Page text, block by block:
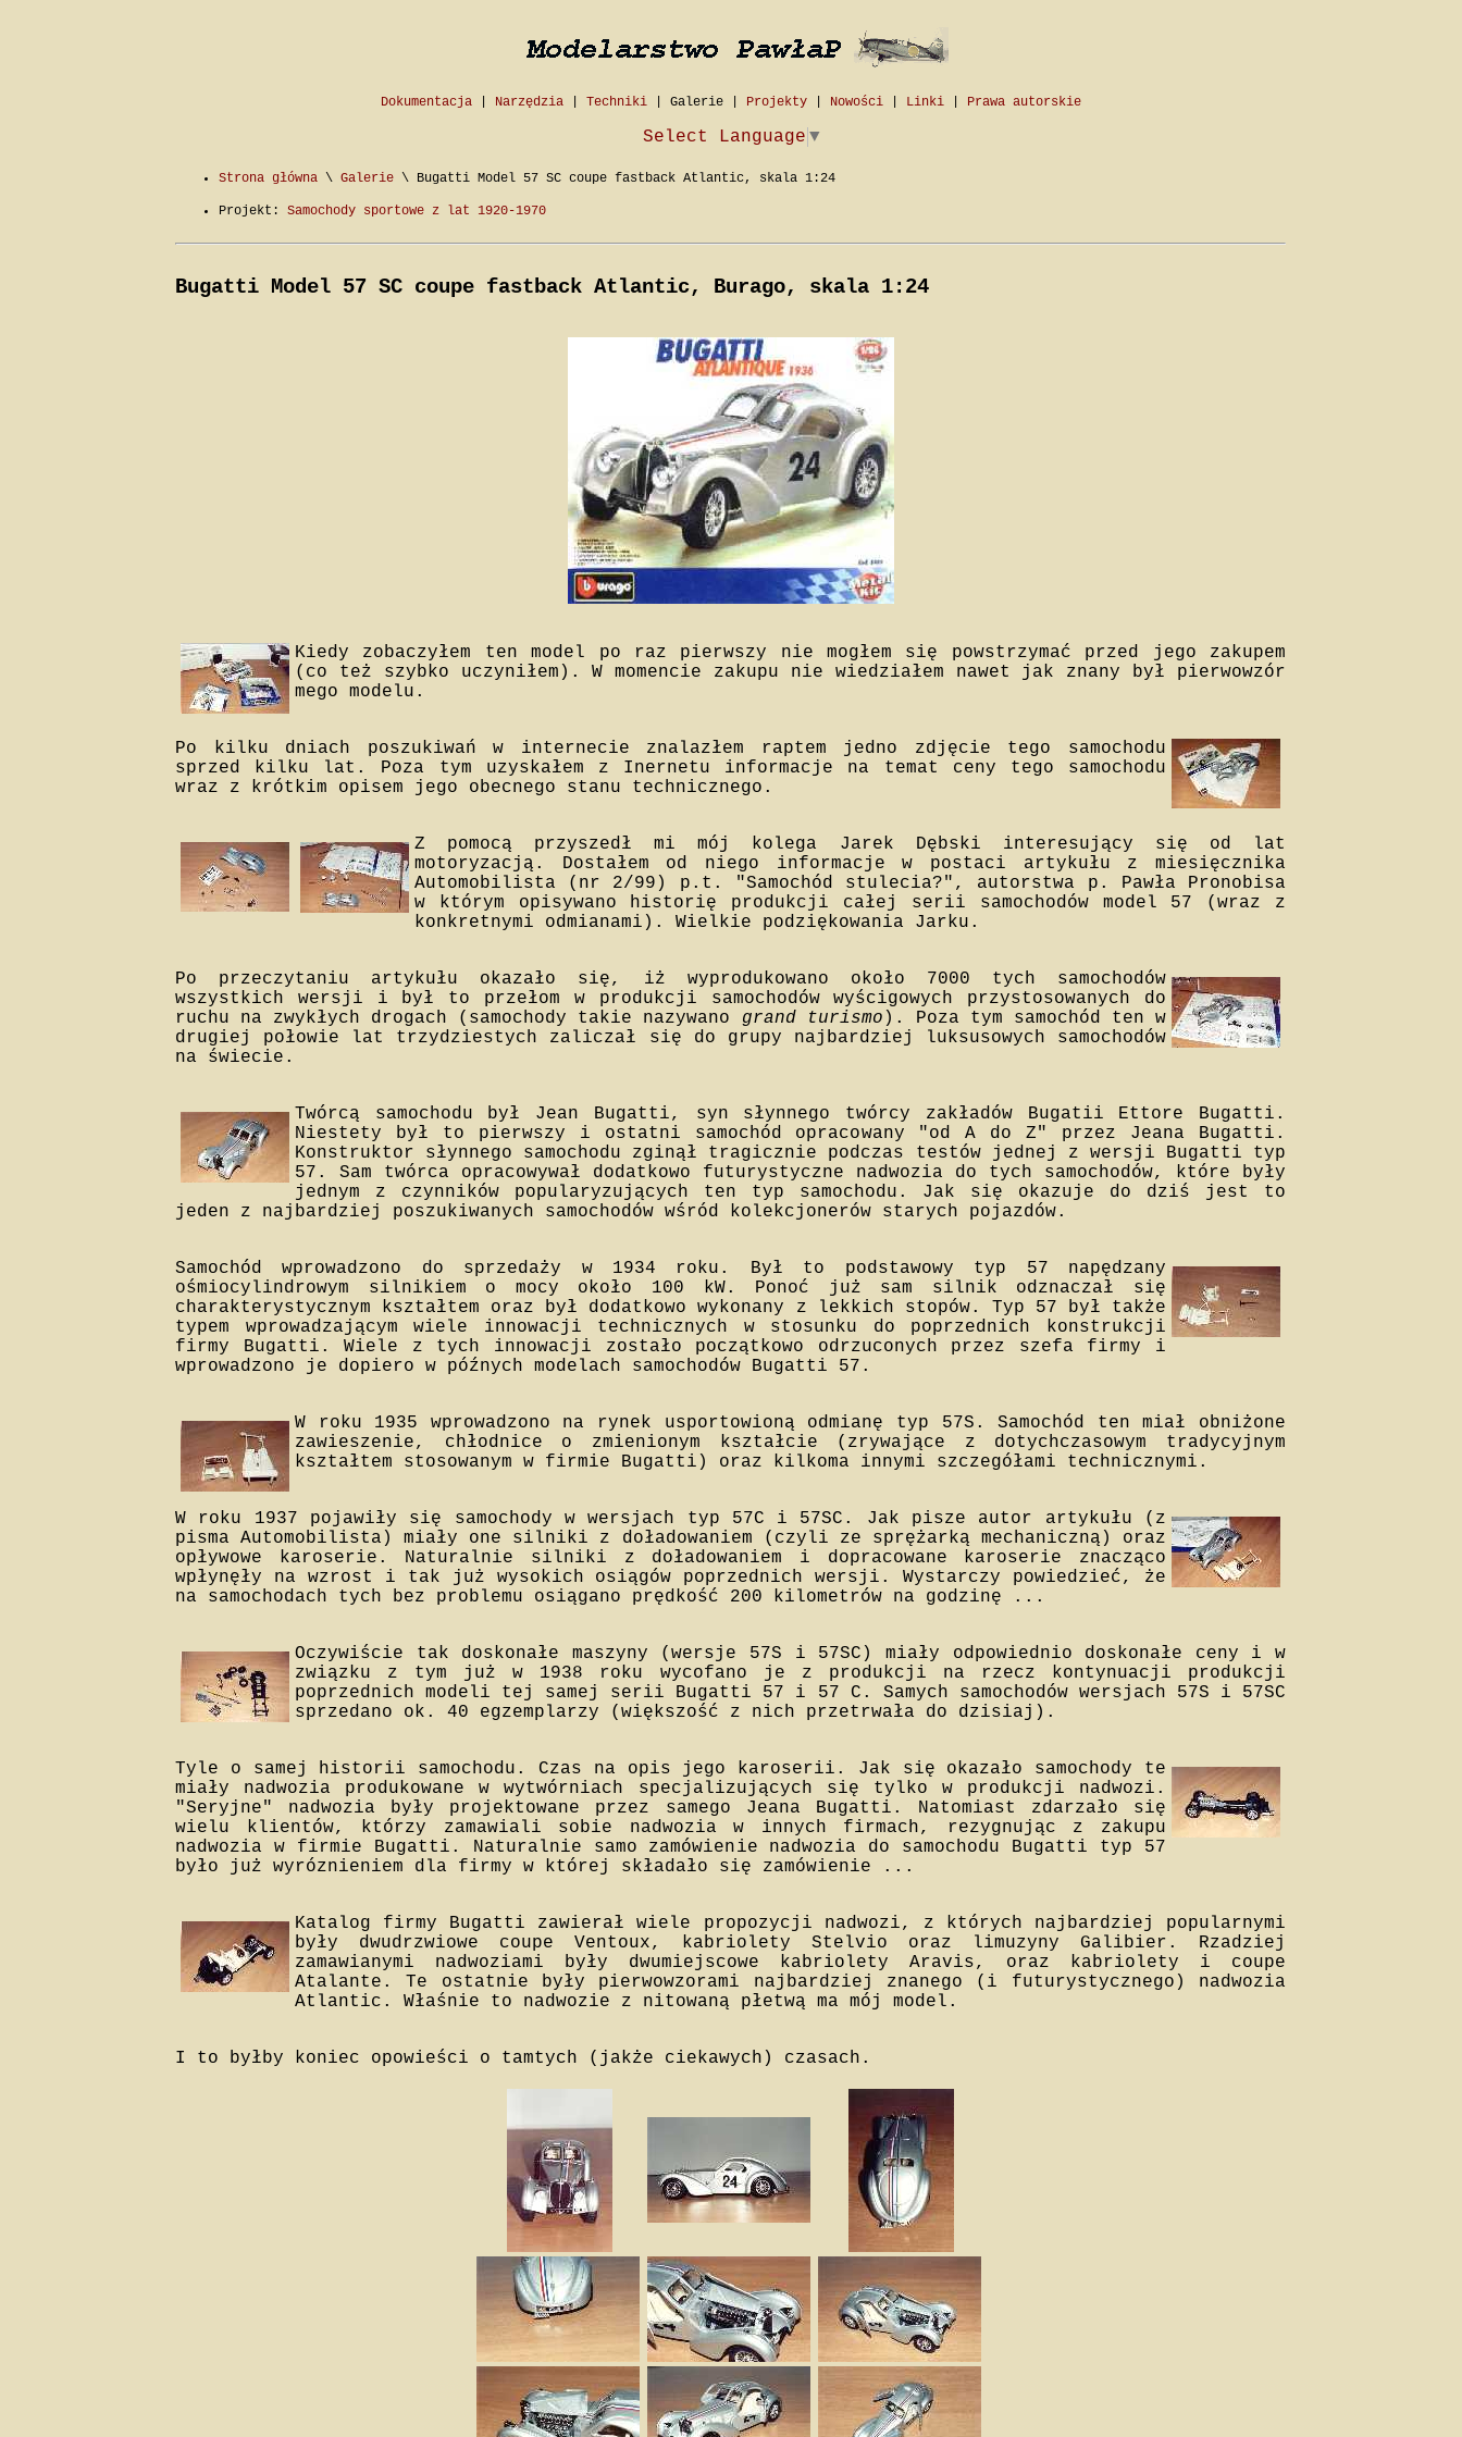
Dokumentacja| Narzędzia| Techniki| Galerie| Projekty| Nowości| Linki| Prawa autorskie
Select Language ▼
Strona główna \ Galerie \ Bugatti Model 57 SC coupe fastback Atlantic, skala 1:24
Projekt: Samochody sportowe z lat 1920-1970
Bugatti Model 57 SC coupe fastback Atlantic, Burago, skala 1:24
Kiedy zobaczyłem ten model po raz pierwszy nie mogłem się powstrzymać przed jego zakupem
(co też szybko uczyniłem). W momencie zakupu nie wiedziałem nawet jak znany był pierwowzór
mego modelu.
Po kilku dniach poszukiwań w internecie znalazłem raptem jedno zdjęcie tego samochodu
sprzed kilku lat. Poza tym uzyskałem z Inernetu informacje na temat ceny tego samochodu
wraz z krótkim opisem jego obecnego stanu technicznego.
Z pomocą przyszedł mi mój kolega Jarek Dębski interesujący się od lat
motoryzacją. Dostałem od niego informacje w postaci artykułu z miesięcznika
Automobilista (nr 2/99) p.t. "Samochód stulecia?", autorstwa p. Pawła Pronobisa
w którym opisywano historię produkcji całej serii samochodów model 57 (wraz z
konkretnymi odmianami). Wielkie podziękowania Jarku.
Po przeczytaniu artykułu okazało się, iż wyprodukowano około 7000 tych samochodów
wszystkich wersji i był to przełom w produkcji samochodów wyścigowych przystosowanych do
ruchu na zwykłych drogach (samochody takie nazywano grand turismo ). Poza tym samochód ten w
drugiej połowie lat trzydziestych zaliczał się do grupy najbardziej luksusowych samochodów
na świecie.
Twórcą samochodu był Jean Bugatti, syn słynnego twórcy zakładów Bugatii Ettore Bugatti.
Niestety był to pierwszy i ostatni samochód opracowany "od A do Z" przez Jeana Bugatti.
Konstruktor słynnego samochodu zginął tragicznie podczas testów jednej z wersji Bugatti typ
57. Sam twórca opracowywał dodatkowo futurystyczne nadwozia do tych samochodów, które były
jednym z czynników popularyzujących ten typ samochodu. Jak się okazuje do dziś jest to
jeden z najbardziej poszukiwanych samochodów wśród kolekcjonerów starych pojazdów.
Samochód wprowadzono do sprzedaży w 1934 roku. Był to podstawowy typ 57 napędzany
ośmiocylindrowym silnikiem o mocy około 100 kW. Ponoć już sam silnik odznaczał się
charakterystycznym kształtem oraz był dodatkowo wykonany z lekkich stopów. Typ 57 był także
typem wprowadzającym wiele innowacji technicznych w stosunku do poprzednich konstrukcji
firmy Bugatti. Wiele z tych innowacji zostało początkowo odrzuconych przez szefa firmy i
wprowadzono je dopiero w późnych modelach samochodów Bugatti 57.
W roku 1935 wprowadzono na rynek usportowioną odmianę typ 57S. Samochód ten miał obniżone
zawieszenie, chłodnice o zmienionym kształcie (zrywające z dotychczasowym tradycyjnym
kształtem stosowanym w firmie Bugatti) oraz kilkoma innymi szczegółami technicznymi.
W roku 1937 pojawiły się samochody w wersjach typ 57C i 57SC. Jak pisze autor artykułu (z
pisma Automobilista) miały one silniki z doładowaniem (czyli ze sprężarką mechaniczną) oraz
opływowe karoserie. Naturalnie silniki z doładowaniem i dopracowane karoserie znacząco
wpłynęły na wzrost i tak już wysokich osiągów poprzednich wersji. Wystarczy powiedzieć, że
na samochodach tych bez problemu osiągano prędkość 200 kilometrów na godzinę ...
Oczywiście tak doskonałe maszyny (wersje 57S i 57SC) miały odpowiednio doskonałe ceny i w
związku z tym już w 1938 roku wycofano je z produkcji na rzecz kontynuacji produkcji
poprzednich modeli tej samej serii Bugatti 57 i 57 C. Samych samochodów wersjach 57S i 57SC
sprzedano ok. 40 egzemplarzy (większość z nich przetrwała do dzisiaj).
Tyle o samej historii samochodu. Czas na opis jego karoserii. Jak się okazało samochody te
miały nadwozia produkowane w wytwórniach specjalizujących się tylko w produkcji nadwozi.
"Seryjne" nadwozia były projektowane przez samego Jeana Bugatti. Natomiast zdarzało się
wielu klientów, którzy zamawiali sobie nadwozia w innych firmach, rezygnując z zakupu
nadwozia w firmie Bugatti. Naturalnie samo zamówienie nadwozia do samochodu Bugatti typ 57
było już wyróznieniem dla firmy w której składało się zamówienie ...
Katalog firmy Bugatti zawierał wiele propozycji nadwozi, z których najbardziej popularnymi
były dwudrzwiowe coupe Ventoux, kabriolety Stelvio oraz limuzyny Galibier. Rzadziej
zamawianymi nadwoziami były dwumiejscowe kabriolety Aravis, oraz kabriolety i coupe
Atalante. Te ostatnie były pierwowzorami najbardziej znanego (i futurystycznego) nadwozia
Atlantic. Właśnie to nadwozie z nitowaną płetwą ma mój model.
I to byłby koniec opowieści o tamtych (jakże ciekawych) czasach.